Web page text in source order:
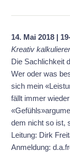
14. Mai 2018 |
Kreativ
Die Sachlichkeit
Wer oder was
sich mein
fällt immer
dem nicht so ist,
Leitung: Dirk
Anmeldung: